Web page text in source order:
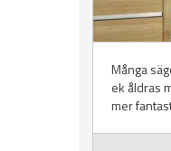
Många
ek åldras
mer